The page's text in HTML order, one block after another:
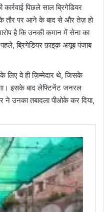
पिछले साल ब्रिगेडियर
पर आने के बाद से और तेज़ हो
है कि उनकी कमान में सेना का
ब्रिगेडियर फ़ाइक़ अयूब पंजाब
के लिए वे ही ज़िम्मेदार थे, जिसके
इसके बाद लेफ्टिनेंट जनरल
उनका तबादला पीओके कर दिया,